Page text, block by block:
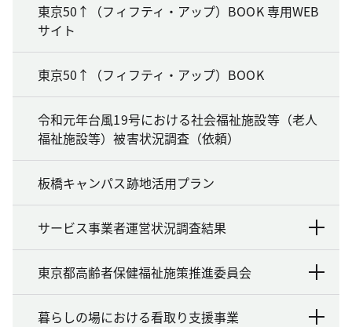
東京50↑（フィフティ・アップ）BOOK 専用WEB
サイト
東京50↑（フィフティ・アップ）BOOK
令和元年台風19号における社会福祉施設等（老人
福祉施設等）被害状況調査（依頼）
板橋キャンパス跡地活用プラン
サービス事業者運営状況調査結果
東京都高齢者保健福祉施策推進委員会
暮らしの場における看取り支援事業